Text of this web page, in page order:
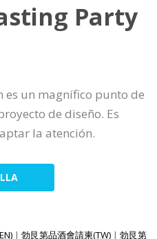
Party
un magnífico punto de
de diseño. Es
la atención.
| 勃艮第品酒會請柬(TW) | 勃艮第